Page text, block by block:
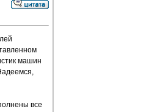
машин
все